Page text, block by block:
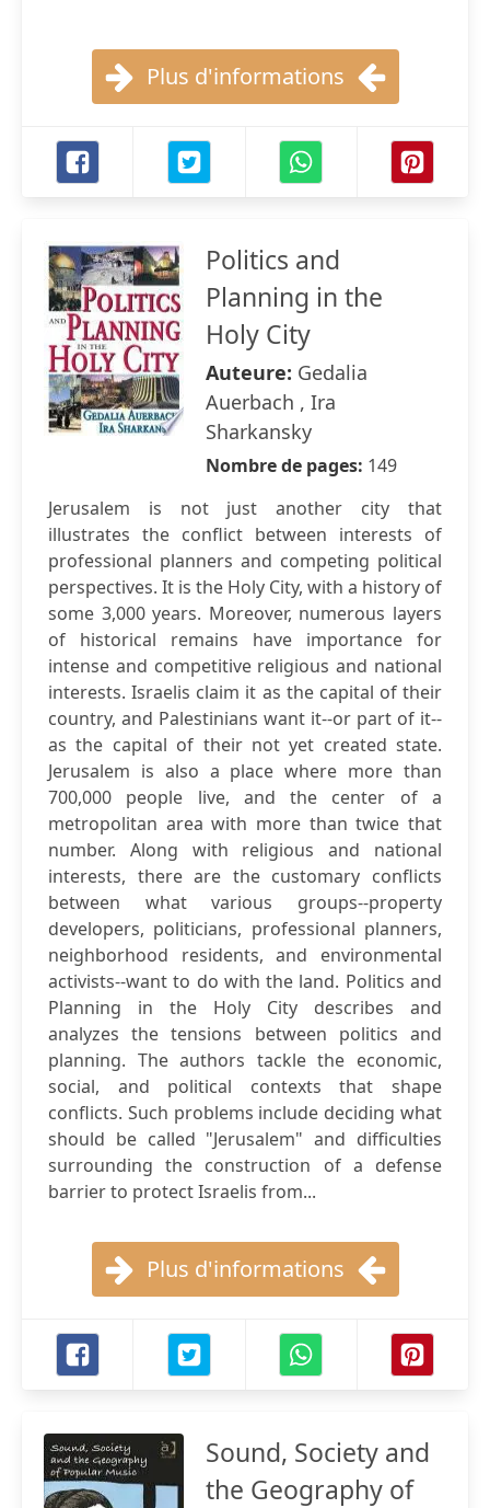
Plus d'informations
Politics and
Planning in the
Holy City
Auteure: Gedalia
Auerbach , Ira
Sharkansky
Nombre de pages: 149
Jerusalem is not just another city that
illustrates the conflict between interests of
professional planners and competing political
perspectives. It is the Holy City, with a history of
some 3,000 years. Moreover, numerous layers
of historical remains have importance for
intense and competitive religious and national
interests. Israelis claim it as the capital of their
country, and Palestinians want it--or part of it--
as the capital of their not yet created state.
Jerusalem is also a place where more than
700,000 people live, and the center of a
metropolitan area with more than twice that
number. Along with religious and national
interests, there are the customary conflicts
between what various groups--property
developers, politicians, professional planners,
neighborhood residents, and environmental
activists--want to do with the land. Politics and
Planning in the Holy City describes and
analyzes the tensions between politics and
planning. The authors tackle the economic,
social, and political contexts that shape
conflicts. Such problems include deciding what
should be called "Jerusalem" and difficulties
surrounding the construction of a defense
barrier to protect Israelis from...
Plus d'informations
Sound, Society and
the Geography of